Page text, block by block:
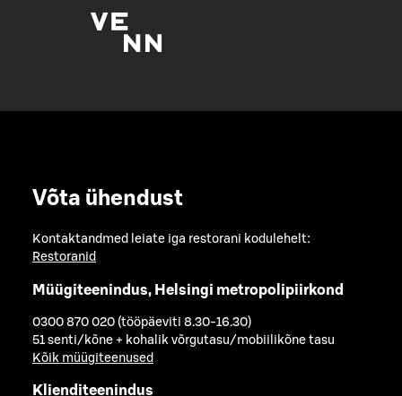
Võta ühendust
Kontaktandmed leiate iga restorani kodulehelt:
Restoranid
Müügiteenindus, Helsingi metropolipiirkond
0300 870 020 (tööpäeviti 8.30-16.30)
51 senti/kõne + kohalik võrgutasu/mobiilikõne tasu
Kõik müügiteenused
Klienditeenindus